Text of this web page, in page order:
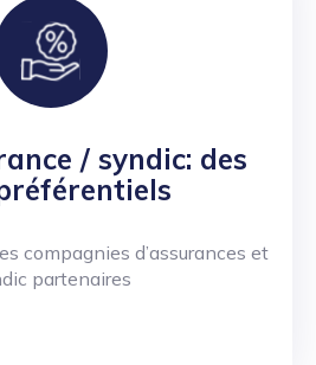
/ syndic: des
compagnies d’assurances et
partenaires